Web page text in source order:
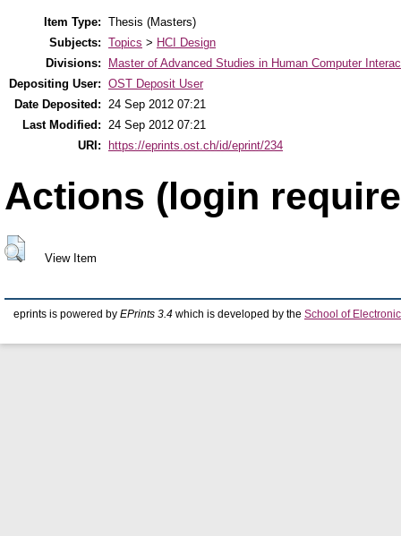
Item Type: Thesis (Masters)
Subjects: Topics > HCI Design
Divisions:
Master of Advanced Studies in Human Computer
Depositing User: OST Deposit User
Date Deposited: 24 Sep 2012 07:21
Last Modified: 24 Sep 2012 07:21
URI:
https://eprints.ost.ch/id/eprint/234
Actions (login
View Item
eprints is powered by EPrints 3.4 which is developed by the School of